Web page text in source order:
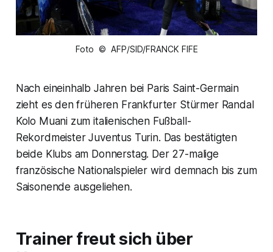
Foto © AFP/SID/FRANCK FIFE
Nach eineinhalb Jahren bei Paris Saint-Germain
zieht es den früheren Frankfurter Stürmer Randal
Kolo Muani zum italienischen Fußball-
Rekordmeister Juventus Turin. Das bestätigten
beide Klubs am Donnerstag. Der 27-malige
französische Nationalspieler wird demnach bis zum
Saisonende ausgeliehen.
Trainer freut sich über